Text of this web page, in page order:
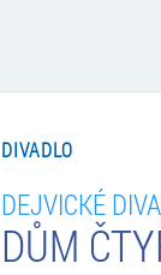
DIVADLO
DEJVICKÉ
DŮM